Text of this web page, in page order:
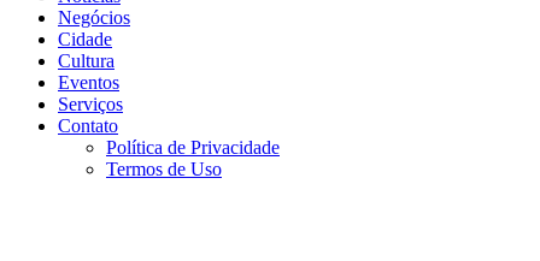
Negócios
Cidade
Cultura
Eventos
Serviços
Contato
Política de Privacidade
Termos de Uso